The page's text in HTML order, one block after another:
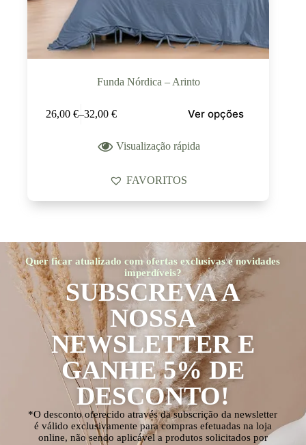
Funda Nórdica – Arinto
26,00 €–32,00 € Ver opções
Visualização rápida
FAVORITOS
Quer ficar atualizado com ofertas exclusivas e novidades
imperdíveis?
SUBSCREVA A
NOSSA
NEWSLETTER E
GANHE 5% DE
DESCONTO!
*O desconto oferecido através da subscrição da newsletter
é válido exclusivamente para compras efetuadas na loja
online, não sendo aplicável a produtos solicitados por